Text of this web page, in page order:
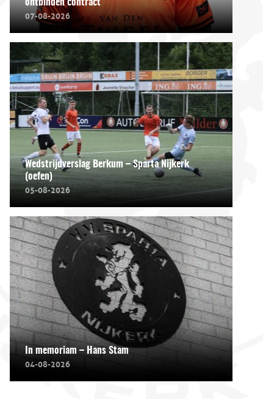
ontbinden contract
07-08-2026
Wedstrijdverslag Berkum – Sparta Nijkerk
(oefen)
05-08-2026
In memoriam – Hans Stam
04-08-2026